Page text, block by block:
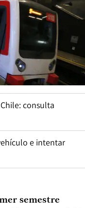
consulta
e intentar
semestre